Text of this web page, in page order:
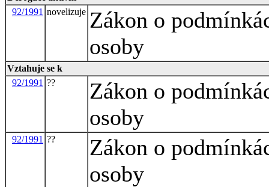
92/1991 novelizuje Zákon o
osoby
Vztahuje se k
92/1991 ??
Zákon o
osoby
92/1991 ??
Zákon o
osoby